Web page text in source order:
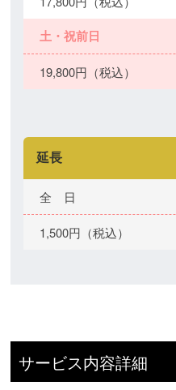
土・祝前日
19,800円（税込）
延長
全 日
1,500円（税込）
サービス内容詳細